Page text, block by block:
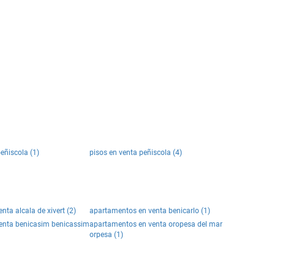
(1)
pisos en venta peñiscola (4)
alcala de xivert (2)
apartamentos en venta benicarlo (1)
benicasim benicassimapartamentos en venta oropesa del mar
orpesa (1)